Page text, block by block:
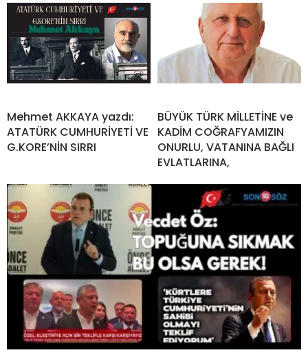
Mehmet AKKAYA yazdı:
ATATÜRK CUMHURİYETİ VE
G.KORE’NİN SIRRI
BÜYÜK TÜRK MİLLETİNE ve
KADİM COĞRAFYAMIZIN
ONURLU, VATANINA BAĞLI
EVLATLARINA,